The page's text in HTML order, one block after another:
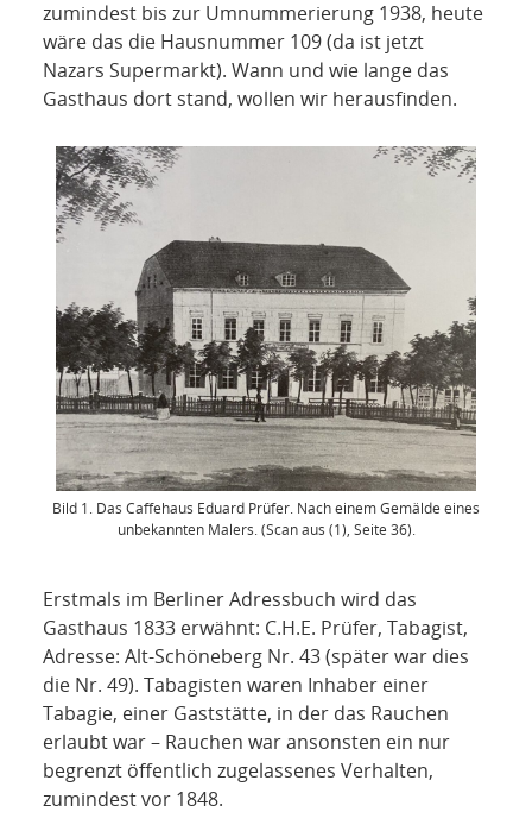
zumindest bis zur Umnummerierung 1938, heute
wäre das die Hausnummer 109 (da ist jetzt
Nazars Supermarkt). Wann und wie lange das
Gasthaus dort stand, wollen wir herausfinden.
Bild 1. Das Caffehaus Eduard Prüfer. Nach einem Gemälde eines
unbekannten Malers. (Scan aus (1), Seite 36).
Erstmals im Berliner Adressbuch wird das
Gasthaus 1833 erwähnt: C.H.E. Prüfer, Tabagist,
Adresse: Alt-Schöneberg Nr. 43 (später war dies
die Nr. 49). Tabagisten waren Inhaber einer
Tabagie, einer Gaststätte, in der das Rauchen
erlaubt war – Rauchen war ansonsten ein nur
begrenzt öffentlich zugelassenes Verhalten,
zumindest vor 1848.